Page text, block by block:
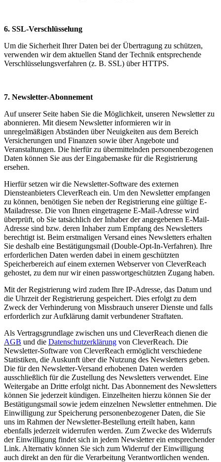
6. SSL-Verschlüsselung
Um die Sicherheit Ihrer Daten bei der Übertragung zu schützen,
verwenden wir dem aktuellen Stand der Technik entsprechende
Verschlüsselungsverfahren (z. B. SSL) über HTTPS.
7. Newsletter-Abonnement
Auf unserer Seite haben Sie die Möglichkeit, unseren Newsletter zu
abonnieren. Mit diesem Newsletter informieren wir in
unregelmäßigen Abständen über Neuigkeiten aus dem Bereich
Versicherungen und Finanzen sowie über Angebote und
Veranstaltungen. Die hierfür zu übermittelnden personenbezogenen
Daten können Sie aus der Eingabemaske für die Registrierung
ersehen.
Hierfür setzen wir die Newsletter-Software des externen
Diensteanbieters CleverReach ein. Um den Newsletter empfangen
zu können, benötigen Sie neben der Registrierung eine gültige E-
Mailadresse. Die von Ihnen eingetragene E-Mail-Adresse wird
überprüft, ob Sie tatsächlich der Inhaber der angegebenen E-Mail-
Adresse sind bzw. deren Inhaber zum Empfang des Newsletters
berechtigt ist. Beim erstmaligen Versand eines Newsletters erhalten
Sie deshalb eine Bestätigungsmail (Double-Opt-In-Verfahren). Ihre
erforderlichen Daten werden dabei in einem geschützten
Speicherbereich auf einem externen Webserver von CleverReach
gehostet, zu dem nur wir einen passwortgeschützten Zugang haben.
Mit der Registrierung wird zudem Ihre IP-Adresse, das Datum und
die Uhrzeit der Registrierung gespeichert. Dies erfolgt zu dem
Zweck der Verhinderung von Missbrauch unserer Dienste und falls
erforderlich zur Aufklärung damit verbundener Straftaten.
Als Vertragsgrundlage zwischen uns und CleverReach dienen die
AGB und die Datenschutzerklärung von CleverReach. Die
Newsletter-Software von CleverReach ermöglicht verschiedene
Statistiken, die Auskunft über die Nutzung des Newsletters geben.
Die für den Newsletter-Versand erhobenen Daten werden
ausschließlich für die Zustellung des Newsletters verwendet. Eine
Weitergabe an Dritte erfolgt nicht. Das Abonnement des Newsletters
können Sie jederzeit kündigen. Einzelheiten hierzu können Sie der
Bestätigungsmail sowie jedem einzelnen Newsletter entnehmen. Die
Einwilligung zur Speicherung personenbezogener Daten, die Sie
uns im Rahmen der Newsletter-Bestellung erteilt haben, kann
ebenfalls jederzeit widerrufen werden. Zum Zwecke des Widerrufs
der Einwilligung findet sich in jedem Newsletter ein entsprechender
Link. Alternativ können Sie sich zum Widerruf der Einwilligung
auch direkt an den für die Verarbeitung Verantwortlichen wenden.